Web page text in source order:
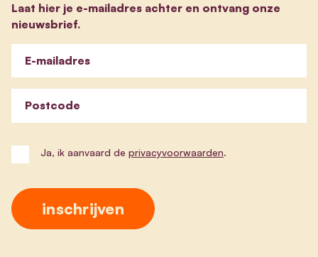
Laat hier je e-mailadres achter en ontvang onze
nieuwsbrief.
E-mailadres
Postcode
Ja, ik aanvaard de privacyvoorwaarden.